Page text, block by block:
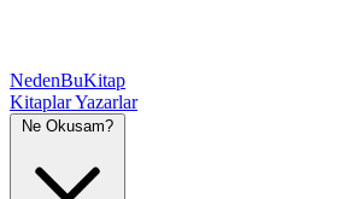
NedenBuKitap
KitaplarYazarlar
Ne Okusam?